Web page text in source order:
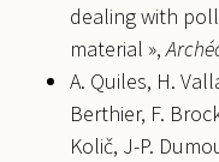
dealing with
material »,
A. Quiles, H.
Berthier, F.
Količ, J-P.